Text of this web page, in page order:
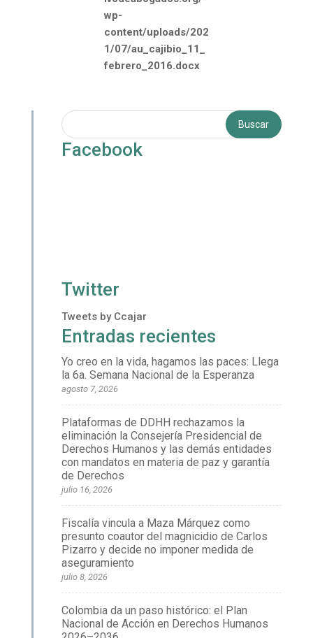
Facebook
Twitter
Tweets by Ccajar
Entradas recientes
Yo creo en la vida, hagamos las paces: Llega
la 6a. Semana Nacional de la Esperanza
agosto 7, 2026
Plataformas de DDHH rechazamos la
eliminación la Consejería Presidencial de
Derechos Humanos y las demás entidades
con mandatos en materia de paz y garantía
de Derechos
julio 16, 2026
Fiscalía vincula a Maza Márquez como
presunto coautor del magnicidio de Carlos
Pizarro y decide no imponer medida de
aseguramiento
julio 8, 2026
Colombia da un paso histórico: el Plan
Nacional de Acción en Derechos Humanos